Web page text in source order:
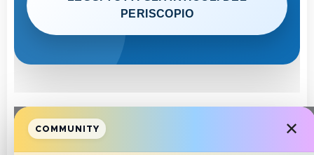
PERISCOPIO
COMMUNITY ✕